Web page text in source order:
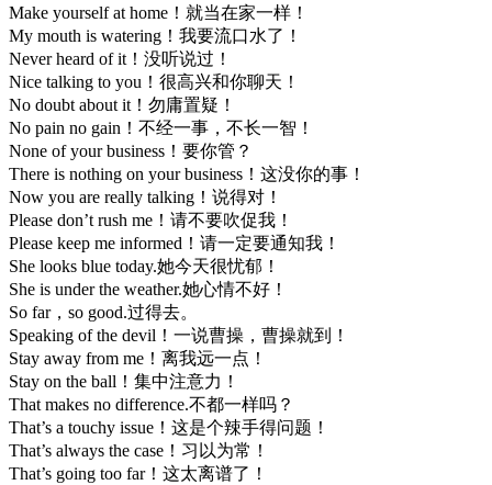
Make yourself at home！就当在家一样！
My mouth is watering！我要流口水了！
Never heard of it！没听说过！
Nice talking to you！很高兴和你聊天！
No doubt about it！勿庸置疑！
No pain no gain！不经一事，不长一智！
None of your business！要你管？
There is nothing on your business！这没你的事！
Now you are really talking！说得对！
Please don’t rush me！请不要吹促我！
Please keep me informed！请一定要通知我！
She looks blue today.她今天很忧郁！
She is under the weather.她心情不好！
So far，so good.过得去。
Speaking of the devil！一说曹操，曹操就到！
Stay away from me！离我远一点！
Stay on the ball！集中注意力！
That makes no difference.不都一样吗？
That’s a touchy issue！这是个辣手得问题！
That’s always the case！习以为常！
That’s going too far！这太离谱了！